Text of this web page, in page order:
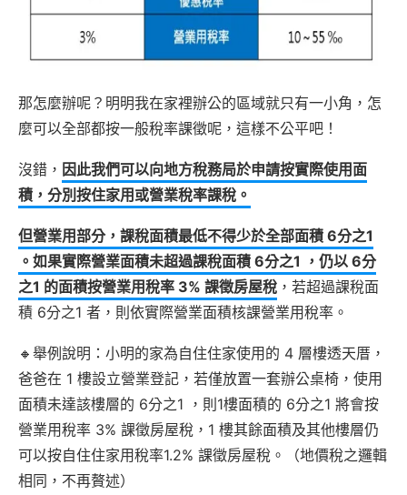
那怎麼辦呢？明明我在家裡辦公的區域就只有一小角，怎
麼可以全部都按一般稅率課徵呢，這樣不公平吧！
沒錯， 因此我們可以向地方稅務局於申請按實際使用面
積，分別按住家用或營業稅率課稅。
但營業用部分，課稅面積最低不得少於全部面積 6分之1
。如果實際營業面積未超過課稅面積 6分之1 ，仍以 6分
之1 的面積按營業用稅率 3% 課徵房屋稅 ，若超過課稅面
積 6分之1 者，則依實際營業面積核課營業用稅率。
🔸舉例說明：小明的家為自住住家使用的 4 層樓透天厝，
爸爸在 1 樓設立營業登記，若僅放置一套辦公桌椅，使用
面積未達該樓層的 6分之1 ，則1樓面積的 6分之1 將會按
營業用稅率 3% 課徵房屋稅，1 樓其餘面積及其他樓層仍
可以按自住住家用稅率1.2% 課徵房屋稅。（地價稅之邏輯
相同，不再贅述）